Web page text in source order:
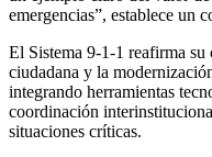
emergencias”, establece un
El Sistema 9-1-1 reafirma
ciudadana y la
integrando herramientas
coordinación
situaciones críticas.